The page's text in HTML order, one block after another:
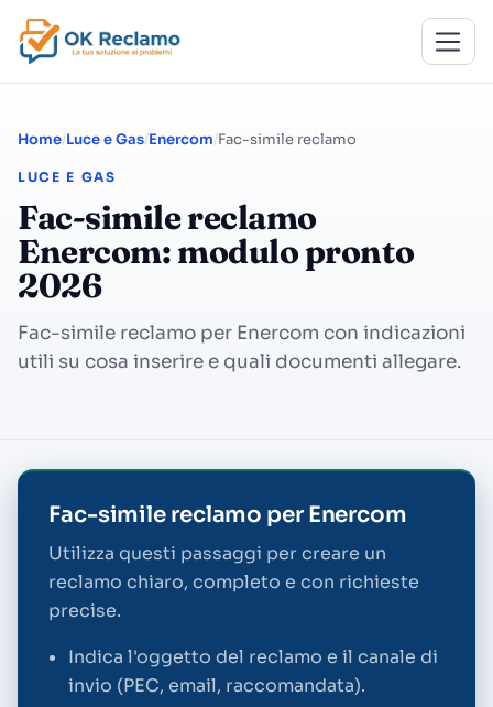
Home Luce e Gas Enercom Fac-simile reclamo
LUCE E GAS
Fac-simile reclamo
Enercom: modulo pronto
2026
Fac-simile reclamo per Enercom con indicazioni
utili su cosa inserire e quali documenti allegare.
Fac-simile reclamo per Enercom
Utilizza questi passaggi per creare un
reclamo chiaro, completo e con richieste
precise.
Indica l'oggetto del reclamo e il canale di
invio (PEC, email, raccomandata).